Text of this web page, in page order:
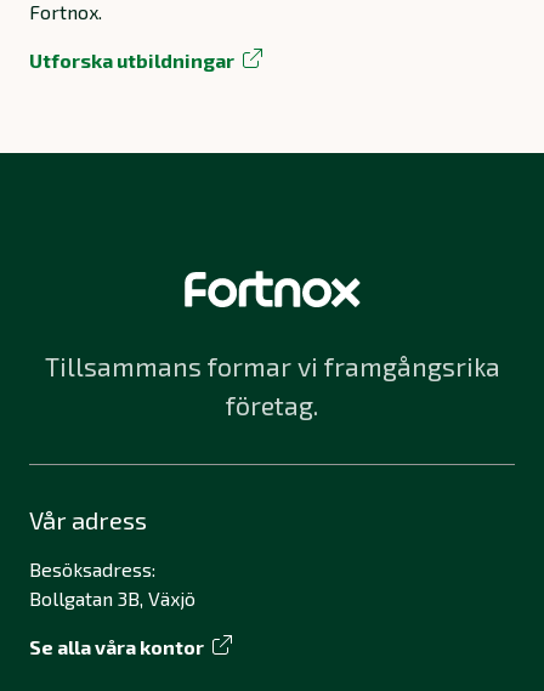
Fortnox.
Utforska utbildningar
Tillsammans formar vi framgångsrika
företag.
Vår adress
Besöksadress:
Bollgatan 3B, Växjö
Se alla våra kontor